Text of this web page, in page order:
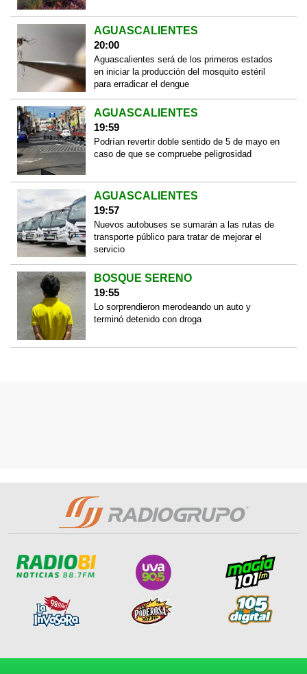
AGUASCALIENTES
20:00
Aguascalientes será de los primeros estados
en iniciar la producción del mosquito estéril
para erradicar el dengue
AGUASCALIENTES
19:59
Podrían revertir doble sentido de 5 de mayo en
caso de que se compruebe peligrosidad
AGUASCALIENTES
19:57
Nuevos autobuses se sumarán a las rutas de
transporte público para tratar de mejorar el
servicio
BOSQUE SERENO
19:55
Lo sorprendieron merodeando un auto y
terminó detenido con droga